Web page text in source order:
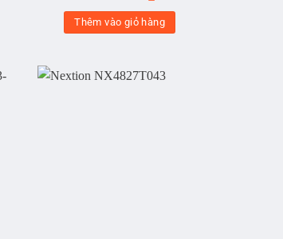
Thêm vào giỏ hàng